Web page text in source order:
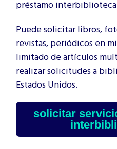
préstamo
Puede solicitar libros,
revistas, periódicos en
limitado de artículos
realizar solicitudes a
Estados Unidos.
solicitar